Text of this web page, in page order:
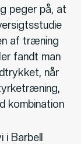
peger på, at
af træning
fandt man
når
kombination
i Barbell